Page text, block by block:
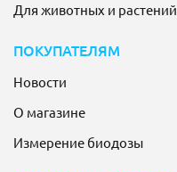
Для животных и растений
ПОКУПАТЕЛЯМ
Новости
О магазине
Измерение биодозы